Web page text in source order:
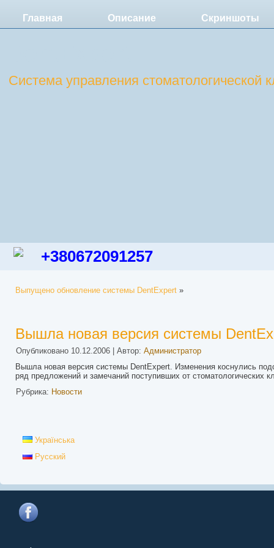
Главная Описание Скриншоты
Система управления стоматологической
+380672091257
Выпущено обновление системы DentExpert »
Вышла новая версия системы
Опубликовано 10.12.2006 Автор: Администратор
Вышла новая версия системы DentExpert. Изменения коснулись
ряд предложений и замечаний поступивших от стоматологических
Рубрика: Новости
Українська
Русский